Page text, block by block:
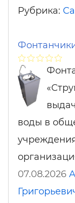
Рубрика:
воды в
07.08.2026